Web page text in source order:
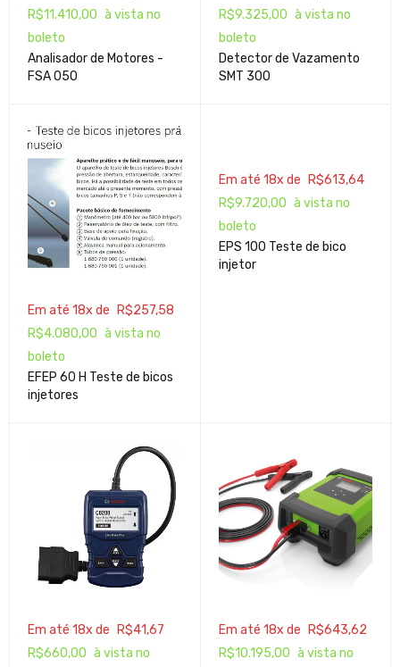
R$11.410,00 à vista no
boleto
Analisador de Motores -
FSA 050
R$9.325,00 à vista no
boleto
Detector de Vazamento
SMT 300
Em até 18x de R$257,58
R$4.080,00 à vista no
boleto
EFEP 60 H Teste de bicos
injetores
Em até 18x de R$613,64
R$9.720,00 à vista no
boleto
EPS 100 Teste de bico
injetor
Em até 18x de R$41,67
R$660,00 à vista no
Em até 18x de R$643,62
R$10.195,00 à vista no